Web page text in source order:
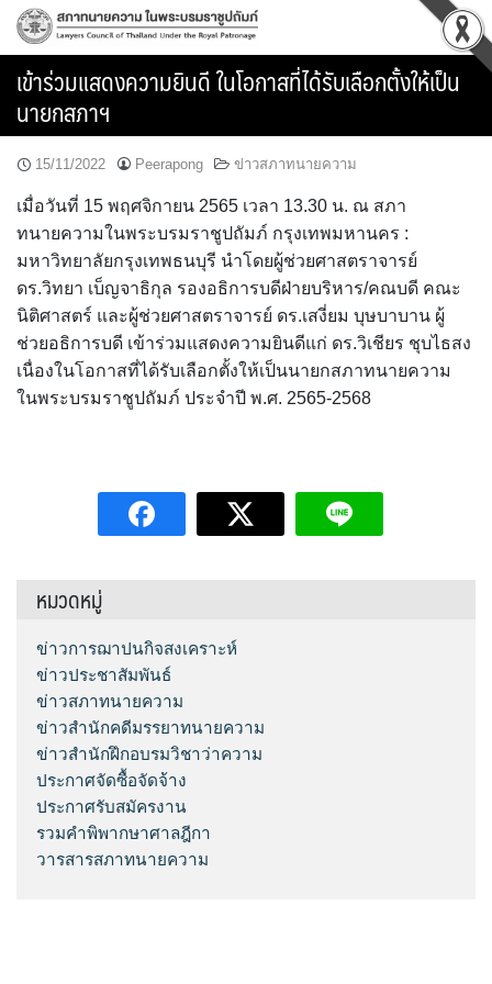
Skip
content
เข้าร่วมแสดงความยินดี ในโอกาสที่ได้รับเลือกตั้งให้เป็น
นายกสภาฯ
15/11/2022 Peerapong ข่าวสภาทนายความ
เมื่อวันที่ 15 พฤศจิกายน 2565 เวลา 13.30 น. ณ สภา
ทนายความในพระบรมราชูปถัมภ์ กรุงเทพมหานคร :
มหาวิทยาลัยกรุงเทพธนบุรี นำโดยผู้ช่วยศาสตราจารย์
ดร.วิทยา เบ็ญจาธิกุล รองอธิการบดีฝ่ายบริหาร/คณบดี คณะ
นิติศาสตร์ และผู้ช่วยศาสตราจารย์ ดร.เสงี่ยม บุษบาบาน ผู้
ช่วยอธิการบดี เข้าร่วมแสดงความยินดีแก่ ดร.วิเชียร ชุบไธสง
เนื่องในโอกาสที่ได้รับเลือกตั้งให้เป็นนายกสภาทนายความ
ในพระบรมราชูปถัมภ์ ประจำปี พ.ศ. 2565-2568
หมวดหมู่
ข่าวการฌาปนกิจสงเคราะห์
ข่าวประชาสัมพันธ์
ข่าวสภาทนายความ
ข่าวสำนักคดีมรรยาทนายความ
ข่าวสำนักฝึกอบรมวิชาว่าความ
ประกาศจัดซื้อจัดจ้าง
ประกาศรับสมัครงาน
รวมคำพิพากษาศาลฎีกา
วารสารสภาทนายความ